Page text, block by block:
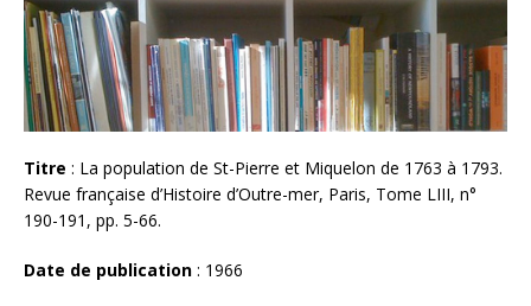
Titre : La population de St-Pierre et Miquelon de 1763 à 1793.
Revue française d’Histoire d’Outre-mer, Paris, Tome LIII, n°
190-191, pp. 5-66.
Date de publication : 1966